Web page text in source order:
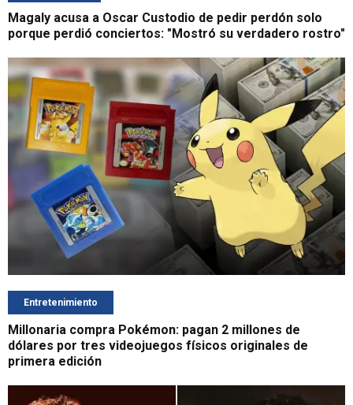
Magaly acusa a Oscar Custodio de pedir perdón solo
porque perdió conciertos: "Mostró su verdadero rostro"
Entretenimiento
Millonaria compra Pokémon: pagan 2 millones de
dólares por tres videojuegos físicos originales de
primera edición